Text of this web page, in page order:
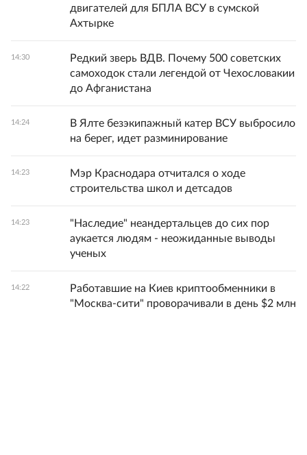
двигателей для БПЛА ВСУ в сумской
Ахтырке
14:30
Редкий зверь ВДВ. Почему 500 советских
самоходок стали легендой от Чехословакии
до Афганистана
14:24
В Ялте безэкипажный катер ВСУ выбросило
на берег, идет разминирование
14:23
Мэр Краснодара отчитался о ходе
строительства школ и детсадов
14:23
"Наследие" неандертальцев до сих пор
аукается людям - неожиданные выводы
ученых
14:22
Работавшие на Киев криптообменники в
"Москва-сити" проворачивали в день $2 млн